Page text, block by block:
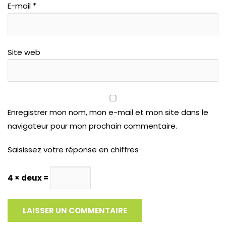
E-mail *
Site web
Enregistrer mon nom, mon e-mail et mon site dans le
navigateur pour mon prochain commentaire.
Saisissez votre réponse en chiffres
4 × deux =